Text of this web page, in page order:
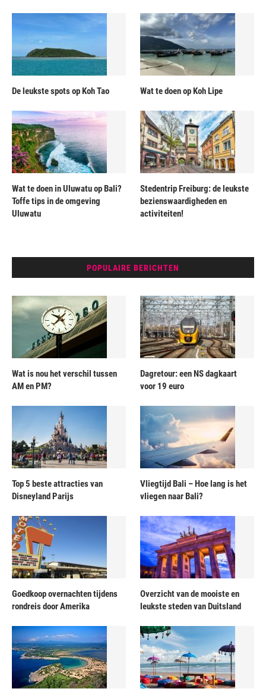
De leukste spots op Koh Tao Wat te doen op Koh Lipe
Wat te doen in Uluwatu op Bali?
Toffe tips in de omgeving
Uluwatu
Stedentrip Freiburg: de leukste
bezienswaardigheden en
activiteiten!
POPULAIRE BERICHTEN
Wat is nou het verschil tussen
AM en PM?
Dagretour: een NS dagkaart
voor 19 euro
Top 5 beste attracties van
Disneyland Parijs
Vliegtijd Bali – Hoe lang is het
vliegen naar Bali?
Goedkoop overnachten tijdens
rondreis door Amerika
Overzicht van de mooiste en
leukste steden van Duitsland